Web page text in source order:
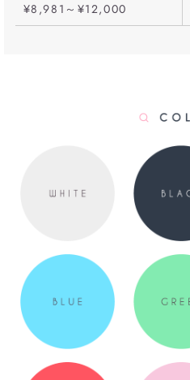
¥8,981～¥12,000